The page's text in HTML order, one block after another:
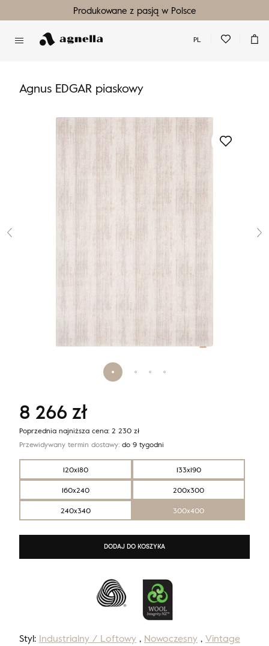
Produkowane z pasją w Polsce
PL
Agnus EDGAR piaskowy
Styl: Industrialny / Loftowy , Nowoczesny , Vintage
120x180
133x190
160x240
200x300
240x340
300x400
8 266 zł
Poprzednia najniższa cena: 2 230 zł
Przewidywany termin dostawy: do 9 tygodni
DODAJ DO KOSZYKA